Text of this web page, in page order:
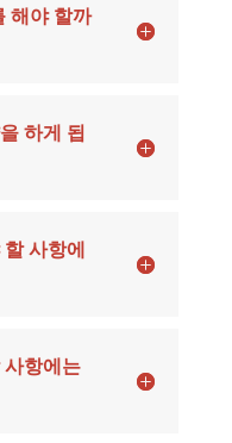
해야 할까
하게 됩
사항에
항에는